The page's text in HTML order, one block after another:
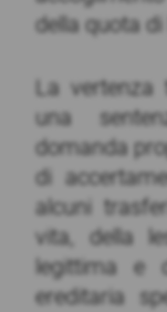
della quota di
La vertenza
una
domanda
di
alcuni
vita, della
legittima e
ereditaria